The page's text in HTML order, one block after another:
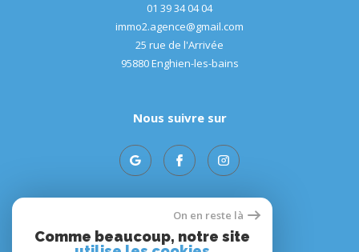
01 39 34 04 04
immo2.agence@gmail.com
25 rue de l'Arrivée
95880 enghien-les-bains
Nous suivre sur
Adhérents
On en reste là
Comme beaucoup, notre site